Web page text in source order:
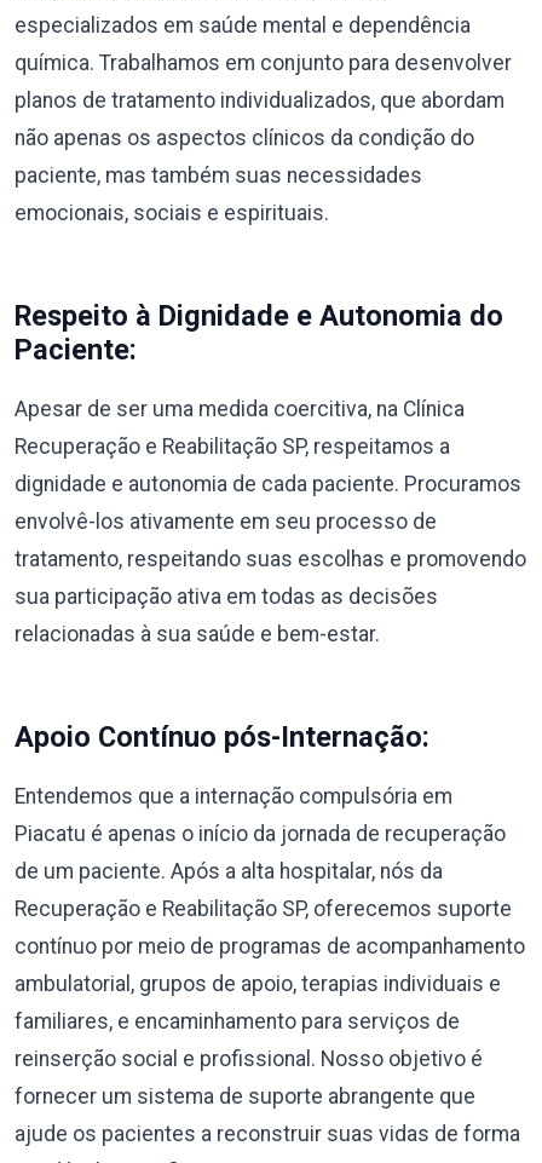
especializados em saúde mental e dependência
química. Trabalhamos em conjunto para desenvolver
planos de tratamento individualizados, que abordam
não apenas os aspectos clínicos da condição do
paciente, mas também suas necessidades
emocionais, sociais e espirituais.
Respeito à Dignidade e Autonomia do
Paciente:
Apesar de ser uma medida coercitiva, na Clínica
Recuperação e Reabilitação SP, respeitamos a
dignidade e autonomia de cada paciente. Procuramos
envolvê-los ativamente em seu processo de
tratamento, respeitando suas escolhas e promovendo
sua participação ativa em todas as decisões
relacionadas à sua saúde e bem-estar.
Apoio Contínuo pós-Internação:
Entendemos que a internação compulsória em
Piacatu é apenas o início da jornada de recuperação
de um paciente. Após a alta hospitalar, nós da
Recuperação e Reabilitação SP, oferecemos suporte
contínuo por meio de programas de acompanhamento
ambulatorial, grupos de apoio, terapias individuais e
familiares, e encaminhamento para serviços de
reinserção social e profissional. Nosso objetivo é
fornecer um sistema de suporte abrangente que
ajude os pacientes a reconstruir suas vidas de forma